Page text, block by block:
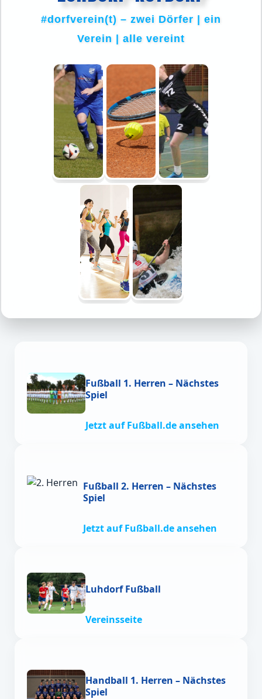
#dorfverein(t) – zwei Dörfer | ein
Verein | alle vereint
Fußball 1. Herren – Nächstes
Spiel
Jetzt auf Fußball.de ansehen
Fußball 2. Herren – Nächstes
Spiel
Jetzt auf Fußball.de ansehen
Luhdorf Fußball
Vereinsseite
Handball 1. Herren – Nächstes
Spiel